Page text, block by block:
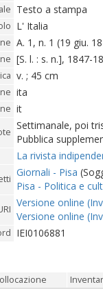
Testo a stampa
L' Italia
A. 1, n. 1 (19 giu.
[S. l. : s. n.], 1847-
v. ; 45 cm
ita
it
Settimanale, poi
Pubblica
La rivista
Giornali - Pisa
Pisa - Politica e
Versione online
Versione online
IEI0106881